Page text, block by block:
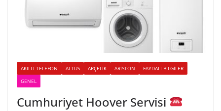
AKILLI TELEFON ALTUS ARÇELIK ARISTON
FAYDALI BILGILER
GENEL
Cumhuriyet Hoover Servisi